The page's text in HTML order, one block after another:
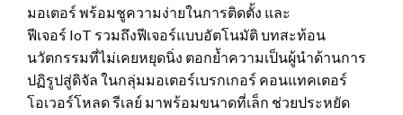
มอเตอร์ พร้อมชูความง่ายในการติดตั้ง และ
ฟีเจอร์ IoT รวมถึงฟีเจอร์แบบอัตโนมัติ บทสะท้อน
นวัตกรรมที่ไม่เคยหยุดนิ่ง ตอกย้ำความเป็นผู้นำด้านการ
ปฏิรูปสู่ดิจัล ในกลุ่มมอเตอร์เบรกเกอร์ คอนแทคเตอร์
โอเวอร์โหลด รีเลย์ มาพร้อมขนาดที่เล็ก ช่วยประหยัด